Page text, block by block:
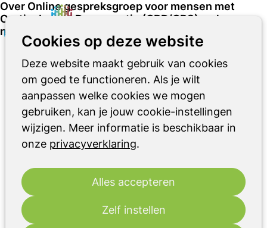
Cookies op deze website
Deze website maakt gebruik van cookies
om goed te functioneren. Als je wilt
aanpassen welke cookies we mogen
gebruiken, kan je jouw cookie-instellingen
wijzigen. Meer informatie is beschikbaar in
onze privacyverklaring.
Alles accepteren
Zelf instellen
Over Online gespreksgroep voor mensen met
Corticobasale Degeneratie (CBD/CBS) en hun
naasten
wo
24
jun
2026
14:00 - 15:15 Online
Online gespreksgroep voor mensen met
Corticobasale Degeneratie (CBD/CBS) en
Heb jij of je naaste de diagnose
Corticobasale Degeneratie (CBD/CBS)
gekregen? Dan verandert er vaak veel in het